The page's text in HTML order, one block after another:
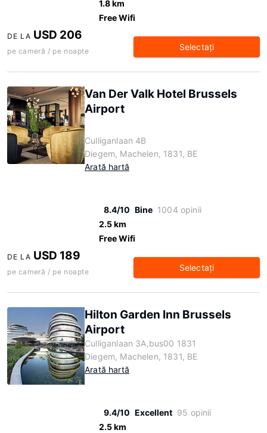
1.8 km
Free Wifi
DE LA USD 206
pe cameră / pe noapte Selectaţi
Van Der Valk Hotel Brussels
Airport
Culliganlaan 4B
Diegem, Machelen, 1831, BE
Arată hartă
8.4/10 Bine 1004 opinii
2.5 km
Free Wifi
DE LA USD 189
pe cameră / pe noapte Selectaţi
Hilton Garden Inn Brussels
Airport
Culliganlaan 3A,bus00 1831
Diegem, Machelen, 1831, BE
Arată hartă
9.4/10 Excellent 95 opinii
2.5 km